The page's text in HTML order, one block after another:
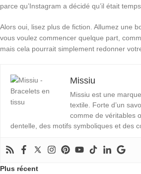
parce qu’Instagram a décidé qu’il était temps.
Alors oui, lisez plus de fiction. Allumez une
vous voulez commencer quelque part,
mais cela pourrait simplement redonner
Missiu
Missiu est une
textile. Forte d’un
comme de véritables
dentelle, des motifs symboliques et des
Plus récent